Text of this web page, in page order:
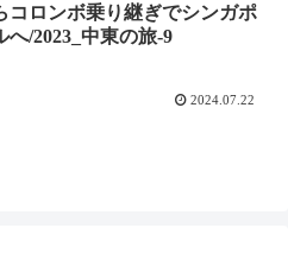
コロンボ乗り継ぎでシンガポ
へ/2023_中東の旅-9
2024.07.22